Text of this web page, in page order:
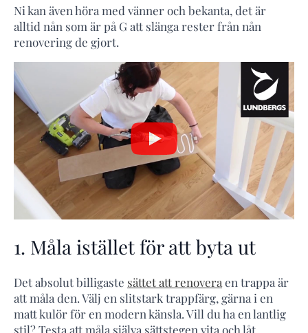
Ni kan även höra med vänner och bekanta, det är
alltid nån som är på G att slänga rester från nån
renovering de gjort.
1. Måla istället för att byta ut
Det absolut billigaste sättet att renovera en trappa är
att måla den. Välj en slitstark trappfärg, gärna i en
matt kulör för en modern känsla. Vill du ha en lantlig
stil? Testa att måla själva sättstegen vita och låt